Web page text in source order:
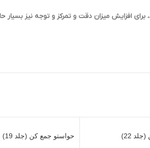
افزايش ميزان دقت و تمركز و توجه نيز بسيار
22) حواستو جمع کن (جلد 19)